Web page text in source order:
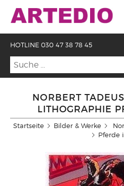
HOTLINE 030 47 38 78 45
NORBERT
LITHOGRAPHIE
Startseite Bilder & Werke
Pferde